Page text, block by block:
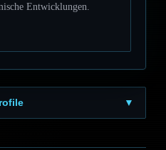
Entwicklungen.
▼